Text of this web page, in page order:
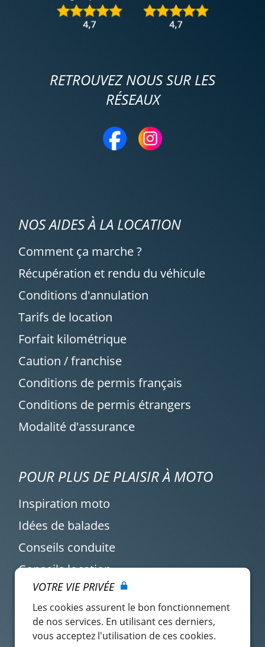
RETROUVEZ NOUS SUR LES
RÉSEAUX
NOS AIDES À LA LOCATION
Comment ça marche ?
Récupération et rendu du véhicule
Conditions d'annulation
Tarifs de location
Forfait kilométrique
Caution / franchise
Conditions de permis français
Conditions de permis étrangers
Modalité d'assurance
POUR PLUS DE PLAISIR À MOTO
Inspiration moto
Idées de balades
Conseils conduite
Conseils location
Actualité Easy Renter
VOTRE VIE PRIVÉE
Les cookies assurent le bon fonctionnement
de nos services. En utilisant ces derniers,
vous acceptez l'utilisation de ces cookies.